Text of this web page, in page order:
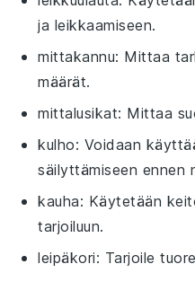
ja leikkaamiseen.
mittakannu: Mittaa
määrät.
mittalusikat: Mittaa
kulho: Voidaan
säilyttämiseen ennen
kauha: Käytetään
tarjoiluun.
leipäkori: Tarjoile